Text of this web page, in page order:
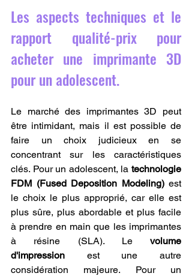
Les aspects techniques et le
rapport qualité-prix pour
acheter une imprimante 3D
pour un adolescent.
Le marché des imprimantes 3D peut
être intimidant, mais il est possible de
faire un choix judicieux en se
concentrant sur les caractéristiques
clés. Pour un adolescent, la technologie
FDM (Fused Deposition Modeling) est
le choix le plus approprié, car elle est
plus sûre, plus abordable et plus facile
à prendre en main que les imprimantes
à résine (SLA). Le volume
d'impression est une autre
considération majeure. Pour un